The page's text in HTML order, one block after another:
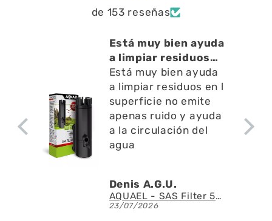
de 153 reseñas
Está muy bien ayuda
a limpiar residuos
en l
Está muy bien ayuda
a limpiar residuos en l
superficie no emite
apenas ruido y ayuda
a la circulación del
agua
Denis A.G.U.
AQUAEL - SAS Filter 500 - Skimmer de superficie
23/07/2026